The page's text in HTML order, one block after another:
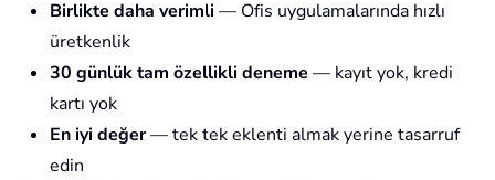
Birlikte daha verimli — Ofis uygulamalarında hızlı
üretkenlik
30 günlük tam özellikli deneme — kayıt yok, kredi
kartı yok
En iyi değer— tek tek eklenti almak yerine tasarruf
edin